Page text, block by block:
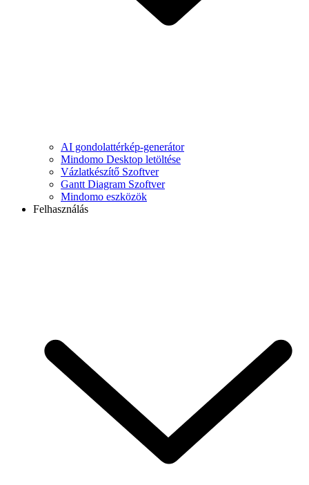
AI gondolattérkép-generátor
Mindomo Desktop letöltése
Vázlatkészítő Szoftver
Gantt Diagram Szoftver
Mindomo eszközök
Felhasználás